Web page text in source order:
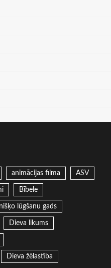
animācijas filma ASV
Bībele
lūgšanu gads
Dieva likums
Dieva žēlastība